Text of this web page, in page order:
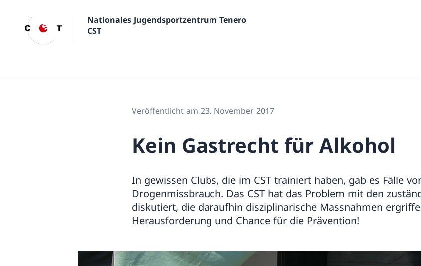
Nationales Jugendsportzentrum Tenero
CST
Veröffentlicht am 23. November 2017
Kein Gastrecht für Alkohol
In gewissen Clubs, die im CST trainiert haben, gab es Fälle
Drogenmissbrauch. Das CST hat das Problem mit den
diskutiert, die daraufhin disziplinarische Massnahmen
Herausforderung und Chance für die Prävention!